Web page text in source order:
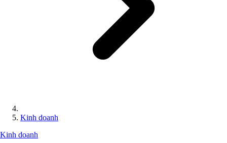
Kinh doanh
Kinh doanh